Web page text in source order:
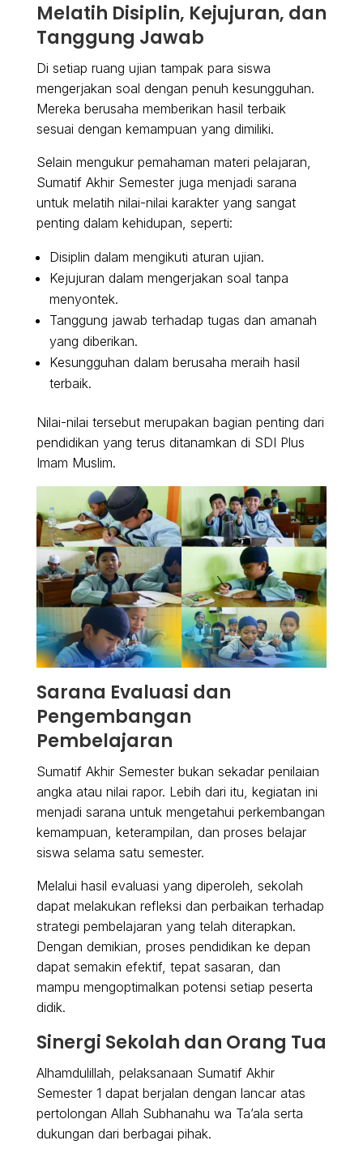
Melatih Disiplin, Kejujuran, dan
Tanggung Jawab
Di setiap ruang ujian tampak para siswa
mengerjakan soal dengan penuh kesungguhan.
Mereka berusaha memberikan hasil terbaik
sesuai dengan kemampuan yang dimiliki.
Selain mengukur pemahaman materi pelajaran,
Sumatif Akhir Semester juga menjadi sarana
untuk melatih nilai-nilai karakter yang sangat
penting dalam kehidupan, seperti:
Disiplin dalam mengikuti aturan ujian.
Kejujuran dalam mengerjakan soal tanpa
menyontek.
Tanggung jawab terhadap tugas dan amanah
yang diberikan.
Kesungguhan dalam berusaha meraih hasil
terbaik.
Nilai-nilai tersebut merupakan bagian penting dari
pendidikan yang terus ditanamkan di SDI Plus
Imam Muslim.
Sarana Evaluasi dan
Pengembangan
Pembelajaran
Sumatif Akhir Semester bukan sekadar penilaian
angka atau nilai rapor. Lebih dari itu, kegiatan ini
menjadi sarana untuk mengetahui perkembangan
kemampuan, keterampilan, dan proses belajar
siswa selama satu semester.
Melalui hasil evaluasi yang diperoleh, sekolah
dapat melakukan refleksi dan perbaikan terhadap
strategi pembelajaran yang telah diterapkan.
Dengan demikian, proses pendidikan ke depan
dapat semakin efektif, tepat sasaran, dan
mampu mengoptimalkan potensi setiap peserta
didik.
Sinergi Sekolah dan Orang Tua
Alhamdulillah, pelaksanaan Sumatif Akhir
Semester 1 dapat berjalan dengan lancar atas
pertolongan Allah Subhanahu wa Ta’ala serta
dukungan dari berbagai pihak.